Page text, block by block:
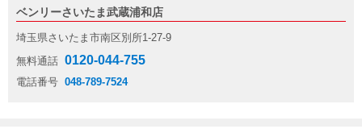
ベンリーさいたま武蔵浦和店
埼玉県さいたま市南区別所1-27-9
無料通話 0120-044-755
電話番号 048-789-7524